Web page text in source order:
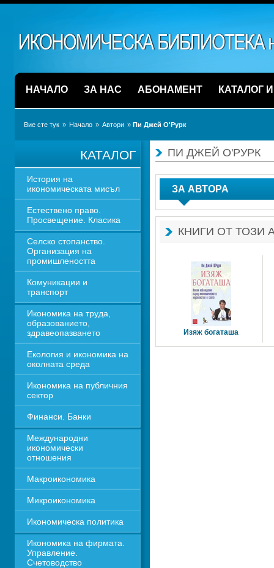
НАЧАЛО ЗА НАС АБОНАМЕНТ КАТАЛОГ
Вие сте тук » Начало » Автори » Пи Джей О'Рурк
КАТАЛОГ
История на
икономическата мисъл
Естествено право.
Просвещение. Класика
Селско стопанство.
Организация на
промишлеността
Комуникации и
транспорт
Икономика на труда,
образованието,
здравеопазването
Екология и икономика на
околната среда
Икономика на публичния
сектор
Финанси. Банки
Международни
икономически
отношения
Макроикономика
Микроикономика
Икономическа политика
Икономика на фирмата.
Управление.
Счетоводство
ПИ ДЖЕЙ О'РУРК
ЗА АВТОРА
КНИГИ ОТ ТОЗИ
Изяж богаташа